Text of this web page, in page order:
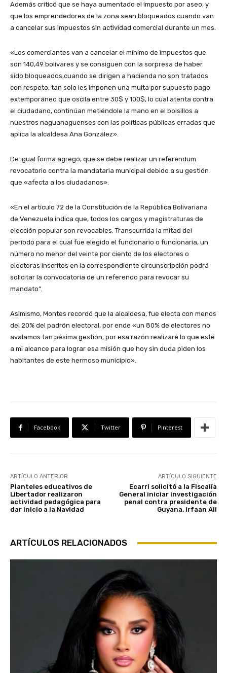
Además criticó que se haya aumentado el impuesto por aseo, y
que los emprendedores de la zona sean bloqueados cuando van
a cancelar sus impuestos sin actividad comercial durante un mes.
«Los comerciantes van a cancelar el mínimo de impuestos que
son 140,49 bolívares y se consiguen con la sorpresa de haber
sido bloqueados,cuando se dirigen a hacienda no son tratados
con respeto, tan solo les imponen una multa por supuesto pago
extemporáneo que oscila entre 30$ y 100$, lo cual atenta contra
el ciudadano, continúan metiéndole la mano en el bolsillos a
nuestros naguanaguenses con las políticas públicas erradas que
aplica la alcaldesa Ana González».
De igual forma agregó, que se debe realizar un referéndum
revocatorio contra la mandataria municipal debido a su gestión
que «afecta a los ciudadanos».
«En el artículo 72 de la Constitución de la República Bolivariana
de Venezuela indica que, todos los cargos y magistraturas de
elección popular son revocables. Transcurrida la mitad del
período para el cual fue elegido el funcionario o funcionaria, un
número no menor del veinte por ciento de los electores o
electoras inscritos en la correspondiente circunscripción podrá
solicitar la convocatoria de un referendo para revocar su
mandato”.
Asimismo, Montes recordó que la alcaldesa, fue electa con menos
del 20% del padrón electoral, por ende «un 80% de electores no
avalamos tan pésima gestión, por esa razón realizaré lo que esté
a mi alcance para lograr esa misión que hoy sin duda piden los
habitantes de este hermoso municipio».
Facebook Twitter Pinterest
ARTÍCULO ANTERIOR
Planteles educativos de
Libertador realizaron
actividad pedagógica para
dar inicio a la Navidad
ARTÍCULO SIGUIENTE
Ecarri solicitó a la Fiscalía
General iniciar investigación
penal contra presidente de
Guyana, Irfaan Ali
ARTÍCULOS RELACIONADOS